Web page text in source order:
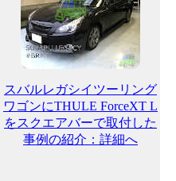
スバルレガシイツーリング
ワゴンにTHULE ForceXT L
をスクエアバーで取付した
事例の紹介：詳細へ